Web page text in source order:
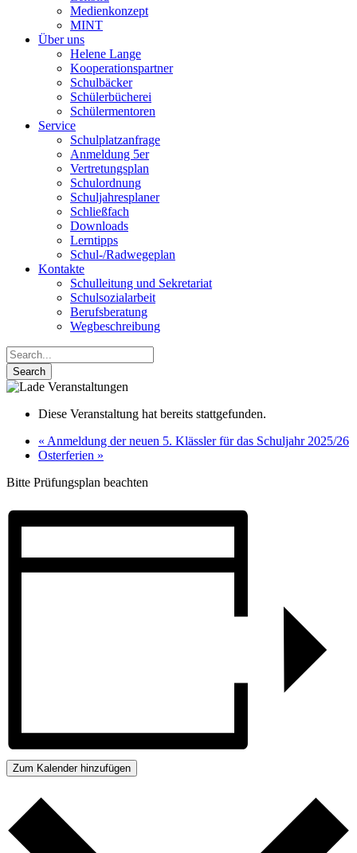
Medienkonzept
MINT
Über uns
Helene Lange
Kooperationspartner
Schulbäcker
Schülerbücherei
Schülermentoren
Service
Schulplatzanfrage
Anmeldung 5er
Vertretungsplan
Schulordnung
Schuljahresplaner
Schließfach
Downloads
Lerntipps
Schul-/Radwegeplan
Kontakte
Schulleitung und Sekretariat
Schulsozialarbeit
Berufsberatung
Wegbeschreibung
Diese Veranstaltung hat bereits stattgefunden.
« Anmeldung der neuen 5. Klässler für das Schuljahr 2025/26
Osterferien »
Bitte Prüfungsplan beachten
Zum Kalender hinzufügen